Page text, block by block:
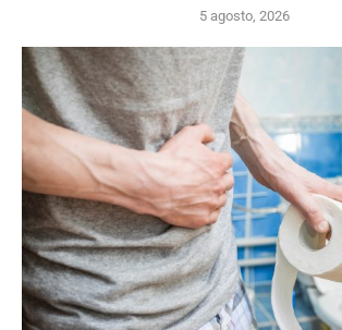
5 agosto, 2026